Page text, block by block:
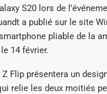
S20 lors de
a publié sur le site
pliable de la
14 février.
Z Flip présentera un
relie les deux moitiés